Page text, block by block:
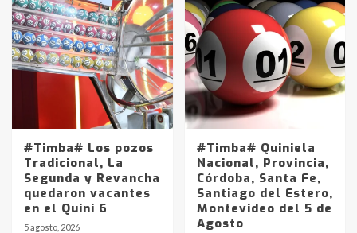
#Timba# Los pozos
Tradicional, La
Segunda y Revancha
quedaron vacantes
en el Quini 6
5 agosto, 2026
#Timba# Quiniela
Nacional, Provincia,
Córdoba, Santa Fe,
Santiago del Estero,
Montevideo del 5 de
Agosto